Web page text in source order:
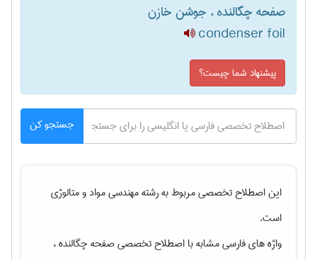
صفحه چگالنده ، جوشن خازن
condenser foil
پیشنهاد شما چیست؟
جستجو کن
این اصطلاح تخصصی مربوط به رشتهمهندسی مواد و متالوژی
است.
واژه های فارسی مشابه با اصطلاح تخصصیصفحه چگالنده ،